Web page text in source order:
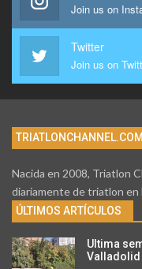
Join us on
Twitter
Join us on
TRIATLONCHANNEL.COM
Nacida en 2008, Triatlon
diariamente de triatlon en
ÚLTIMOS ARTÍCULOS
Ultima
Valladolid